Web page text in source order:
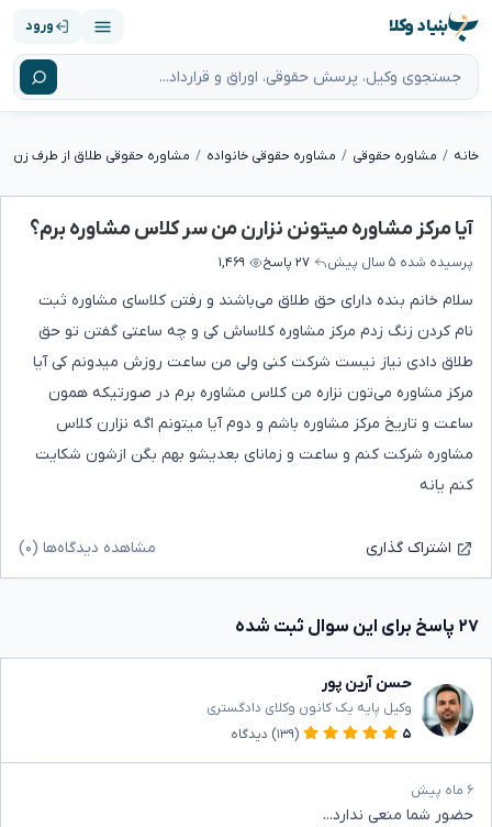
بنیاد وکلا ورود
خانه مشاوره حقوقی مشاوره حقوقی خانواده مشاوره حقوقی طلاق از طرف زن
آیا مرکز مشاوره میتونن نزارن من سر کلاس مشاوره برم؟
پرسیده شده ۵ سال پیش ۲۷ پاسخ ۱,۴۶۹
سلام خانم بنده دارای حق طلاق می‌باشند و رفتن کلاسای مشاوره ثبت
نام کردن زنگ زدم مرکز مشاوره کلاساش کی و چه ساعتی گفتن تو حق
طلاق دادی نیاز نیست شرکت کنی ولی من ساعت روزش میدونم کی آیا
مرکز مشاوره می‌تون نزاره من کلاس مشاوره برم در صورتیکه همون
ساعت و تاریخ مرکز مشاوره باشم و دوم آیا میتونم اگه نزارن کلاس
مشاوره شرکت کنم و ساعت و زمانای بعدیشو بهم بگن ازشون شکایت
کنم یانه
اشتراک گذاری مشاهده دیدگاه‌ها (۰)
۲۷ پاسخ برای این سوال ثبت شده
حسن آرین پور
وکیل پایه یک کانون وکلای دادگستری
۵
(۱۳۹) دیدگاه
۶ ماه پیش
حضور شما منعی ندارد...